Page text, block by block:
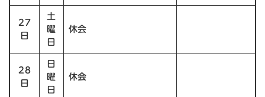
27
日
土
曜
日
休会
28
日
日
曜
日
休会